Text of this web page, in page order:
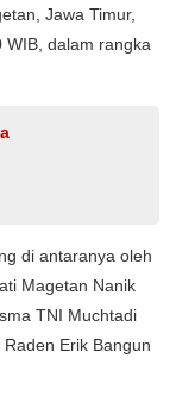
Jawa Timur,
dalam rangka
di antaranya oleh
Magetan Nanik
TNI Muchtadi
Erik Bangun